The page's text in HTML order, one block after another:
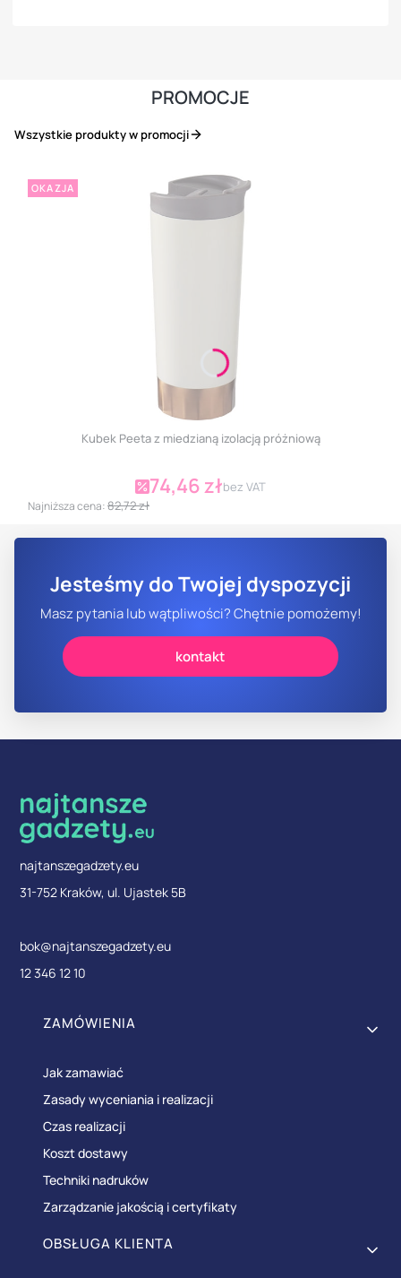
PROMOCJE
Wszystkie produkty w promocji
OKAZJA
Kubek Peeta z miedzianą izolacją próżniową
Cena promocyjna
74,46 złbez VAT
Najniższa cena:82,72 zł
Jesteśmy do Twojej dyspozycji
Masz pytania lub wątpliwości? Chętnie pomożemy!
kontakt
najtanszegadzety.eu
31-752 Kraków, ul. Ujastek 5B
bok@najtanszegadzety.eu
12 346 12 10
Linki w stopce
ZAMÓWIENIA
Jak zamawiać
Zasady wyceniania i realizacji
Czas realizacji
Koszt dostawy
Techniki nadruków
Zarządzanie jakością i certyfikaty
OBSŁUGA KLIENTA